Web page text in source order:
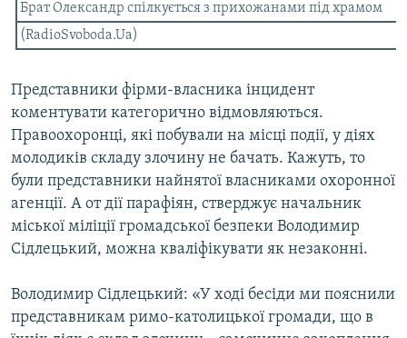
Брат Олександр спілкується з прихожанами під храмом
(RadioSvoboda.Ua)
Представники фірми-власника інцидент
коментувати категорично відмовляються.
Правоохоронці, які побували на місці події, у діях
молодиків складу злочину не бачать. Кажуть, то
були представники найнятої власниками охоронної
агенції. А от дії парафіян, стверджує начальник
міської міліції громадської безпеки Володимир
Сідлецький, можна кваліфікувати як незаконні.
Володимир Сідлецький: «У ході бесіди ми пояснили
представникам римо-католицької громади, що в